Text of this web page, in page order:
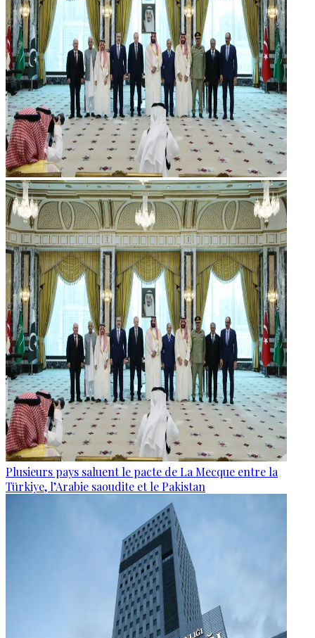
Plusieurs pays saluent le pacte de La Mecque entre la
Türkiye, l’Arabie saoudite et le Pakistan